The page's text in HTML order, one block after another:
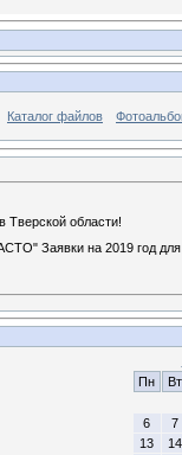
Каталог файлов
Тверской области!
Заявки на 2019 год
Пн
Вт
6
7
13
14